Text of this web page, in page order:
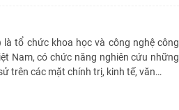
tổ chức khoa học và công nghệ công
Nam, có chức năng nghiên cứu những
trên các mặt chính trị, kinh tế, văn…